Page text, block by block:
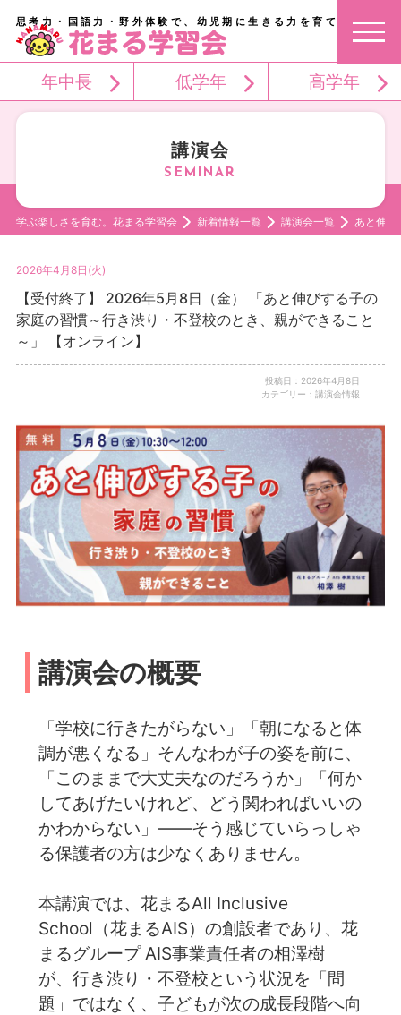
思考力・国語力・野外体験で、幼児期に生きる力を育てる。
年中長 低学年 高学年
講演会
学ぶ楽しさを育む。花まる学習会 新着情報一覧 講演会一覧 あと伸び
2026年4月8日(火)
【受付終了】 2026年5月8日（金） 「あと伸びする子の
家庭の習慣～行き渋り・不登校のとき、親ができること
～」 【オンライン】
投稿日：2026年4月8日
カテゴリー：講演会情報
講演会の概要
「学校に行きたがらない」「朝になると体
調が悪くなる」そんなわが子の姿を前に、
「このままで大丈夫なのだろうか」「何か
してあげたいけれど、どう関わればいいの
かわからない」——そう感じていらっしゃ
る保護者の方は少なくありません。
本講演では、花まるAll Inclusive
School（花まるAIS）の創設者であり、花
まるグループ AIS事業責任者の相澤樹
が、行き渋り・不登校という状況を「問
題」ではなく、子どもが次の成長段階へ向